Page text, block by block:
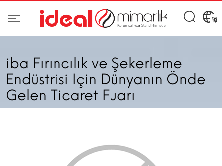
iba Fırıncılık ve Şekerleme
Endüstrisi Için Dünyanın Önde
Gelen Ticaret Fuarı